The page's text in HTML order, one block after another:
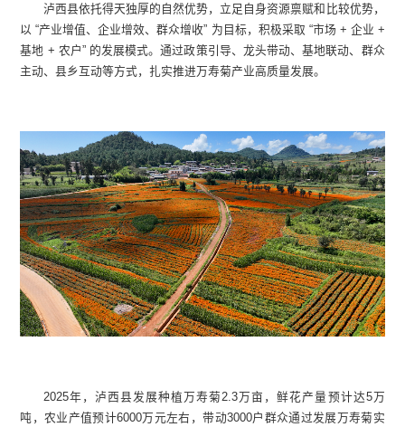
泸西县依托得天独厚的自然优势，立足自身资源禀赋和比较优势，
以 “产业增值、企业增效、群众增收” 为目标，积极采取 “市场 + 企业 +
基地 + 农户” 的发展模式。通过政策引导、龙头带动、基地联动、群众
主动、县乡互动等方式，扎实推进万寿菊产业高质量发展。
2025年，泸西县发展种植万寿菊2.3万亩，鲜花产量预计达5万
吨，农业产值预计6000万元左右，带动3000户群众通过发展万寿菊实